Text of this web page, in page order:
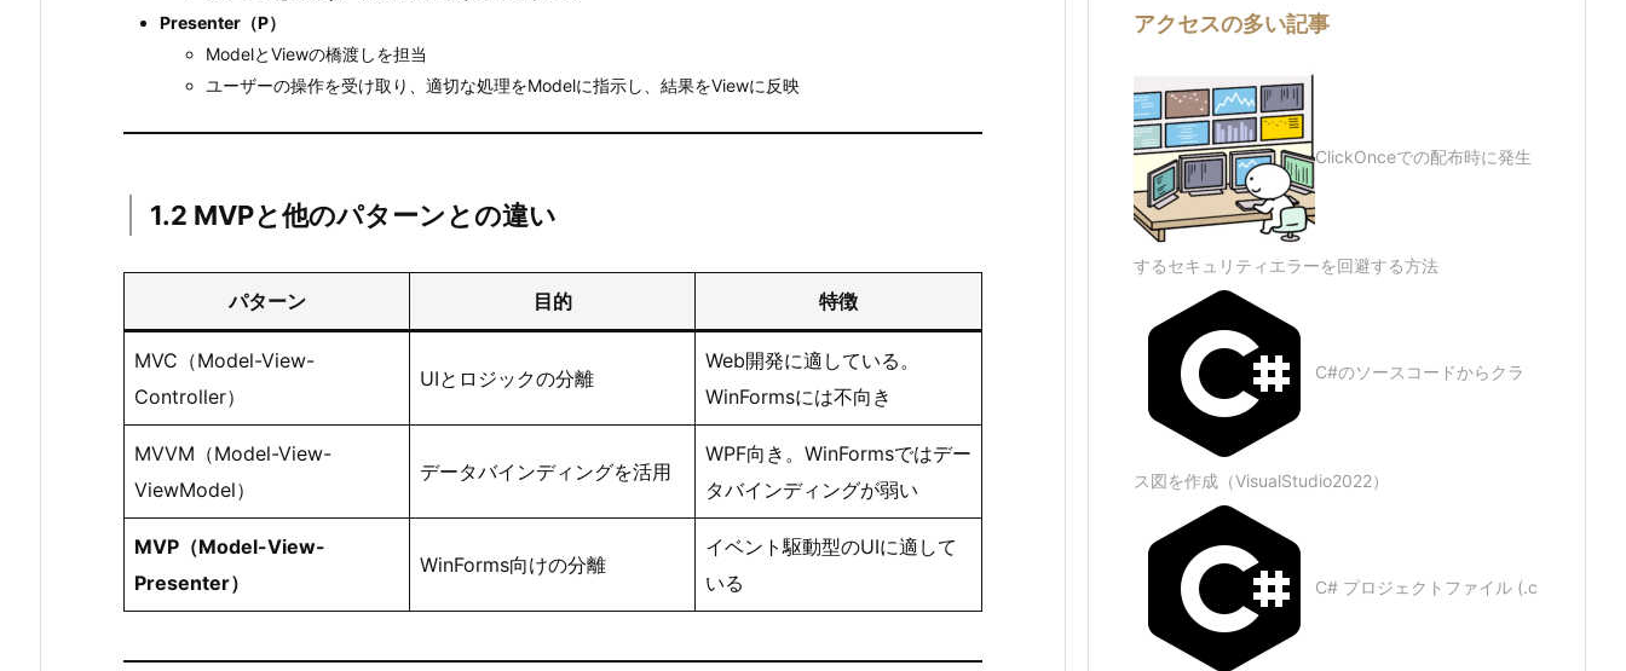
1.
2.
P
他
パ
タ
ー
と
の
2.
W
Presenter（P）
ModelとViewの橋渡しを担当
ユーザーの操作を受け取り、適切な処理をModelに指示し、結果をViewに反映
1.2 MVPと他のパターンとの違い
パターン 目的 特徴
MVC（Model-View-
Controller）
UIとロジックの分離
Web開発に適している。
WinFormsには不向き
MVVM（Model-View-
ViewModel）
データバインディングを活用
WPF向き。WinFormsではデー
タバインディングが弱い
MVP（Model-View-
Presenter）
WinForms向けの分離
イベント駆動型のUIに適して
いる
アクセスの多い記事
ClickOnceでの配布時に発生
するセキュリティエラーを回避する方法
C#のソースコードからクラ
ス図を作成（VisualStudio2022）
C# プロジェクトファイル (.c